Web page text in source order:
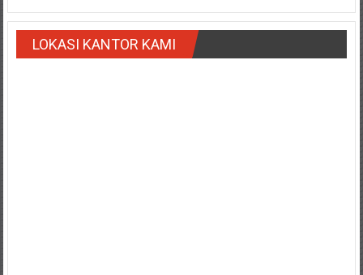
Sarilamak/
air/
LOKASI KANTOR KAMI